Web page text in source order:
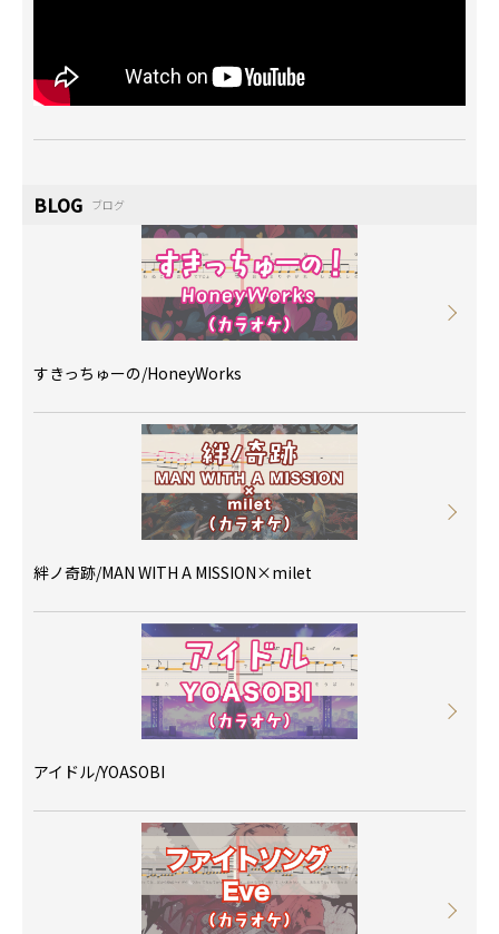
BLOG ブログ
すきっちゅーの/HoneyWorks
絆ノ奇跡/MAN WITH A MISSION×milet
アイドル/YOASOBI